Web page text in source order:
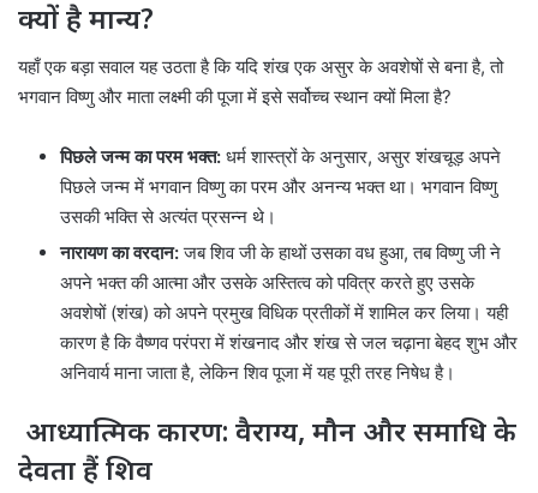
क्यों है मान्य?
यहाँ एक बड़ा सवाल यह उठता है कि यदि शंख एक असुर के अवशेषों से बना है, तो
भगवान विष्णु और माता लक्ष्मी की पूजा में इसे सर्वोच्च स्थान क्यों मिला है?
पिछले जन्म का परम भक्त: धर्म शास्त्रों के अनुसार, असुर शंखचूड़ अपने
पिछले जन्म में भगवान विष्णु का परम और अनन्य भक्त था। भगवान विष्णु
उसकी भक्ति से अत्यंत प्रसन्न थे।
नारायण का वरदान:जब शिव जी के हाथों उसका वध हुआ, तब विष्णु जी ने
अपने भक्त की आत्मा और उसके अस्तित्व को पवित्र करते हुए उसके
अवशेषों (शंख) को अपने प्रमुख विधिक प्रतीकों में शामिल कर लिया। यही
कारण है कि वैष्णव परंपरा में शंखनाद और शंख से जल चढ़ाना बेहद शुभ और
अनिवार्य माना जाता है, लेकिन शिव पूजा में यह पूरी तरह निषेध है।
आध्यात्मिक कारण: वैराग्य, मौन और समाधि के
देवता हैं शिव